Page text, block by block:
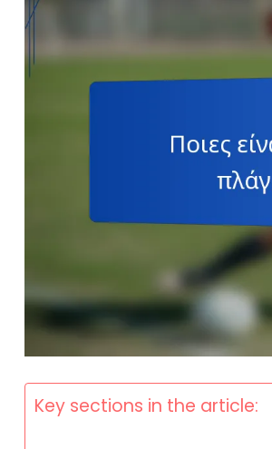
Key sections in the article: